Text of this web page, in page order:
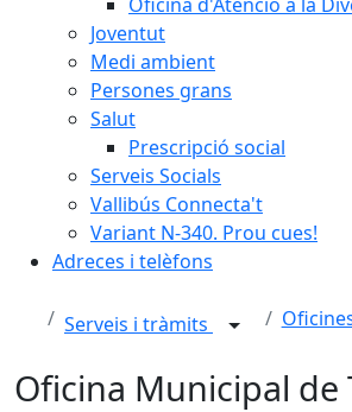
Joventut
Medi ambient
Persones grans
Salut
Prescripció social
Serveis Socials
Vallibús Connecta't
Variant N-340. Prou cues!
Adreces i telèfons
Serveis i tràmits
Oficina Municipal de